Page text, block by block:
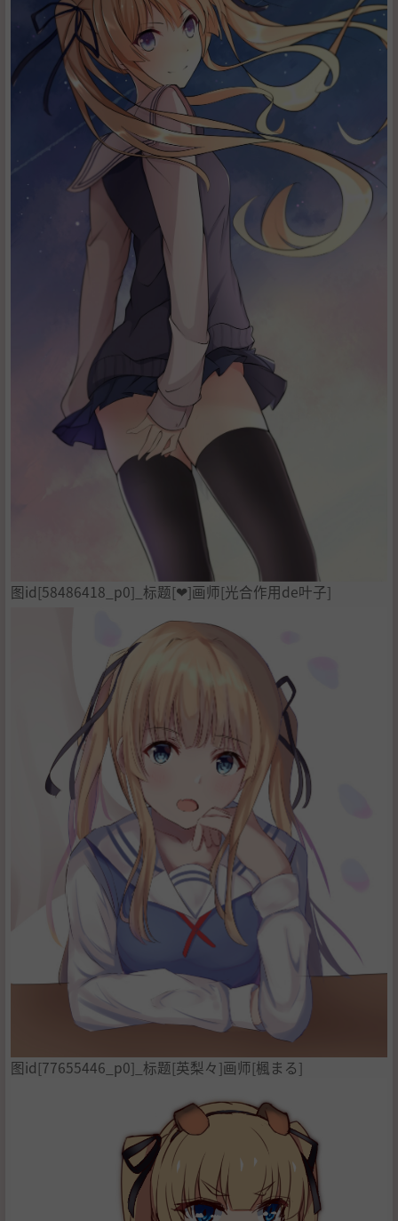
图id[58486418_p0]_标题[❤]画师[光合作用de叶子]
图id[77655446_p0]_标题[英梨々]画师[楓まる]